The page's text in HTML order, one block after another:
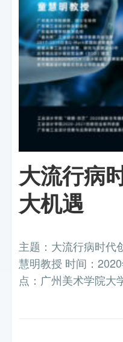
大流行病
大机遇
主题：大流行病时代
慧明教授 时间：
点：广州美术学院大